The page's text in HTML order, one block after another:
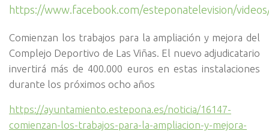
https://www.facebook.com/esteponatelevision/
Comienzan los trabajos para la ampliación y mejora del
Complejo Deportivo de Las Viñas. El nuevo adjudicatario
invertirá más de 400.000 euros en estas instalaciones
durante los próximos ocho años
https://ayuntamiento.estepona.es/noticia/16147-
comienzan-los-trabajos-para-la-ampliacion-y-mejora-